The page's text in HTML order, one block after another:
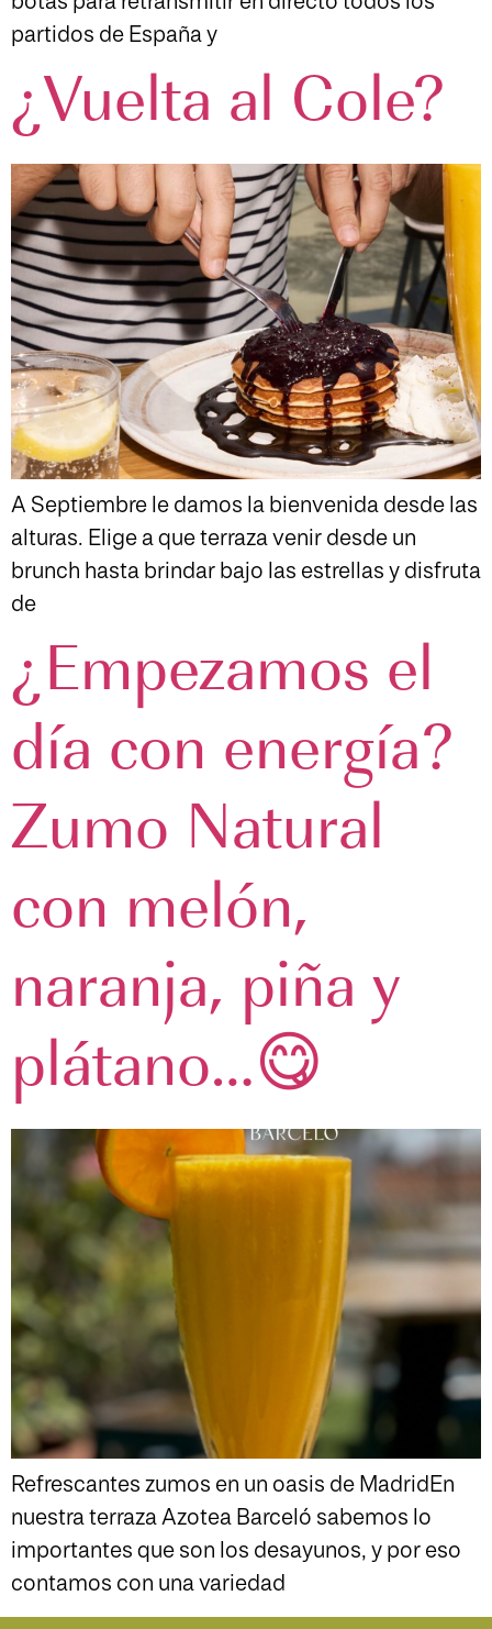
partidos de España y
¿Vuelta al Cole?
A Septiembre le damos la bienvenida desde las
alturas. Elige a que terraza venir desde un
brunch hasta brindar bajo las estrellas y disfruta
de
¿Empezamos el
día con energía?
Zumo Natural
con melón,
naranja, piña y
plátano…😋
Refrescantes zumos en un oasis de MadridEn
nuestra terraza Azotea Barceló sabemos lo
importantes que son los desayunos, y por eso
contamos con una variedad